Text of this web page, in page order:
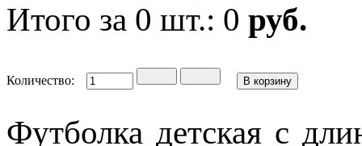
Итого за 0 шт.: 0 руб.
Количество:
Футболка детская с